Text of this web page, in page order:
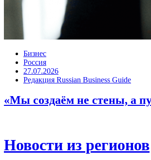
Бизнес
Россия
27.07.2026
Редакция Russian Business Guide
«Мы создаём не стены, а
Новости из регионов